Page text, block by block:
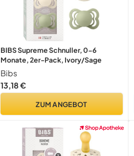
BIBS Supreme Schnuller, 0-6
Monate, 2er-Pack, Ivory/Sage
Bibs
13,18 €
ZUM ANGEBOT